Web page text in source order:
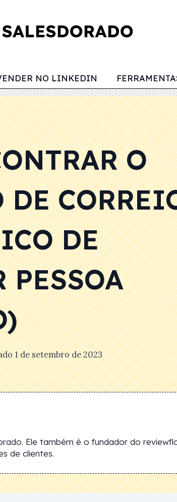
NO LINKEDIN
O
DE
DE
PESSOA
1 de setembro de 2023
Ele também é o fundador do
de clientes.